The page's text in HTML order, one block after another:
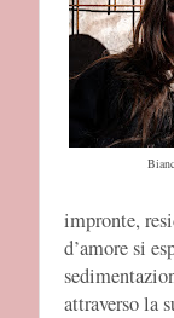
impronte,
d’amore si
attraverso la